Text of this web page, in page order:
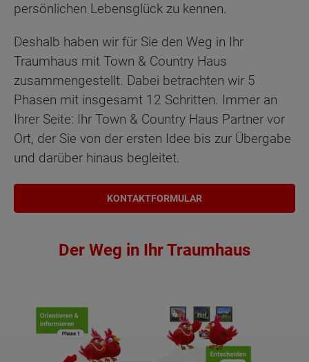
persönlichen Lebensglück zu kennen.
Deshalb haben wir für Sie den Weg in Ihr
Traumhaus mit Town & Country Haus
zusammengestellt. Dabei betrachten wir 5
Phasen mit insgesamt 12 Schritten. Immer an
Ihrer Seite: Ihr Town & Country Haus Partner vor
Ort, der Sie von der ersten Idee bis zur Übergabe
und darüber hinaus begleitet.
KONTAKTFORMULAR
Der Weg in Ihr Traumhaus